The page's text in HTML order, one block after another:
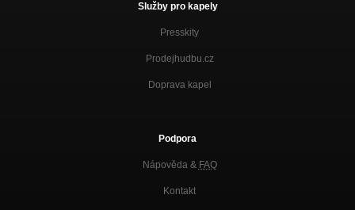
Služby pro kapely
Presskity
Prodejhudbu.cz
Doprava kapel
Podpora
Nápověda & FAQ
Kontakt